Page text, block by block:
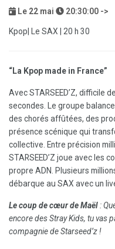
Le 22 mai 20:30:00 ->
Kpop| Le SAX | 20 h 30
“La Kpop made in France”
Avec STARSEED’Z, difficile
secondes. Le groupe
des chorés affûtées, des
présence scénique qui
collective. Entre précision
STARSEED’Z joue avec les
propre ADN. Plusieurs
débarque au SAX avec un
Le coup de cœur de Maël :
encore des Stray Kids, tu vas
compagnie de Starseed’z !